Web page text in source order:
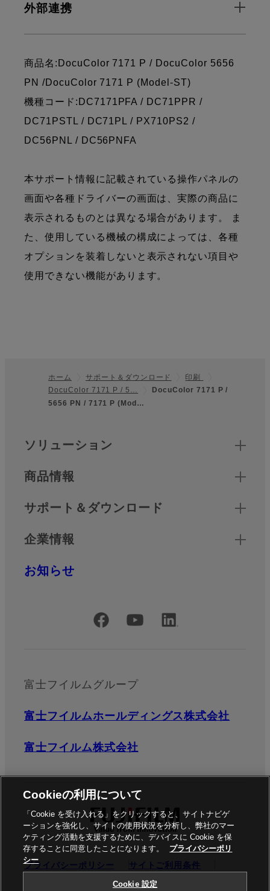
外部連携
商品名:DocuColor 7171 P / DocuColor 5656
PN /DocuColor 7171 P (Model-ST)
機種コード:DC7171PFA / DC71PPR /
DC71PSTL / DC71PL / PX710PS2 /
DC56PNL / DC56PNFA
本サポート情報に記載されている操作パネルの
画面や各種ドライバーの画面は、実際の商品に
表示されるものとは異なる場合があります。 ま
た、使用している機械の構成によっては、各種
オプションを装着しないと表示されない項目や
使用できない機能があります。
フッター
ホーム サポート＆ダウンロード
印刷
DocuColor 7171 P / 5…
DocuColor 7171 P /
5656 PN / 7171 P (Mod…
クイックリンク
ソリューション
商品情報
サポート＆ダウンロード
企業情報
お知らせ
公式SNSアカウント
富士フイルムグループ
富士フイルムホールディングス株式会社
富士フイルム株式会社
プライバシーポリシー
サイトご利用条件
商標 Cookie設定
Cookieの利用について
「Cookie を受け入れる」をクリックすると、サイトナビゲ
ーションを強化し、サイトの使用状況を分析し、弊社のマー
ケティング活動を支援するために、デバイスに Cookie を保
存することに同意したことになります。
プライバシーポリ
シー
Cookie 設定